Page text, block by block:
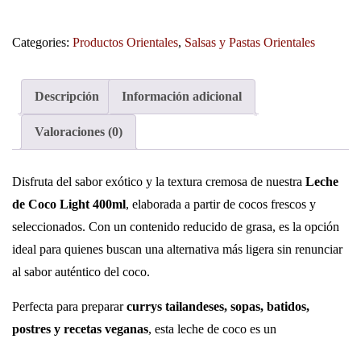
Categories: Productos Orientales, Salsas y Pastas Orientales
Descripción Información adicional
Valoraciones (0)
Disfruta del sabor exótico y la textura cremosa de nuestra Leche
de Coco Light 400ml, elaborada a partir de cocos frescos y
seleccionados. Con un contenido reducido de grasa, es la opción
ideal para quienes buscan una alternativa más ligera sin renunciar
al sabor auténtico del coco.
Perfecta para prepararcurrys tailandeses, sopas, batidos,
postres y recetas veganas, esta leche de coco es un